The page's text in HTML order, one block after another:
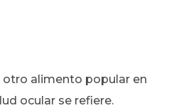
otro alimento popular en
ocular se refiere.